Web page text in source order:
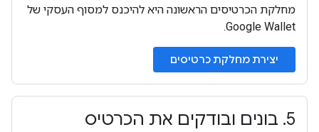
מחלקת הכרטיסים הראשונה היא להיכנס למסוף העסקי של
Google Wallet.
יצירת מחלקת כרטיסים
5
. בונים ובודקים את הכרטיס